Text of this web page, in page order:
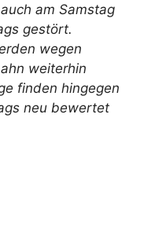
am Samstag
gestört.
wegen
weiterhin
finden hingegen
neu bewertet